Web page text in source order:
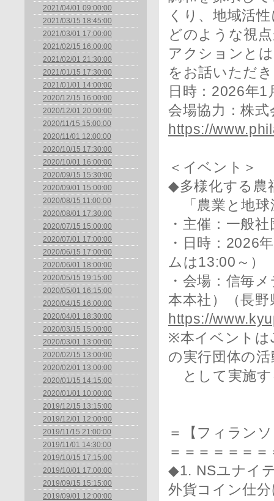
2021/04/01 09:00:00
2021/03/15 18:45:00
2021/03/01 17:00:00
2021/02/15 16:00:00
2021/02/01 21:30:00
2021/01/15 17:30:00
2021/01/01 14:00:00
2020/12/15 16:00:00
2020/12/01 20:00:00
2020/11/15 15:00:00
2020/11/01 12:00:00
2020/10/15 17:30:00
2020/10/01 16:00:00
2020/09/15 15:30:00
2020/09/01 15:00:00
2020/08/15 11:00:00
2020/08/01 17:30:00
2020/07/15 15:00:00
2020/07/01 17:00:00
2020/06/15 17:00:00
2020/06/01 18:00:00
2020/05/15 19:15:00
2020/05/01 16:15:00
2020/04/15 16:00:00
2020/04/01 18:30:00
2020/03/15 15:00:00
2020/03/01 13:00:00
2020/02/15 13:00:00
2020/02/01 13:00:00
2020/01/15 14:15:00
2020/01/01 10:00:00
2019/12/15 13:15:00
2019/12/01 12:00:00
2019/11/15 21:00:00
2019/11/01 14:30:00
2019/10/15 17:15:00
2019/10/01 17:00:00
2019/09/15 15:15:00
2019/09/01 12:00:00
くり、地域活
どのような視
アクションと
をお話いただ
日時：2026年
会場協力：株
https://
＜イベント＞
◆多様化する農
「農業と地球
・主催：一般
・日時：2026
ムは13:00～）
・会場：信毎
本本社）（長野
https://
※本イベントは
の実行団体の活
として実施す
＝【フィラン
＝＝＝＝＝＝＝
◆1. NSユナイ
外貨コイン仕